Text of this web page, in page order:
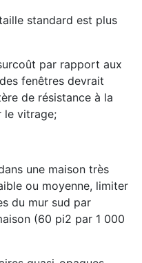
standard est plus
par rapport aux
fenêtres devrait
de résistance à la
le vitrage;
une maison très
ou moyenne, limiter
du mur sud par
(60 pi2 par 1 000